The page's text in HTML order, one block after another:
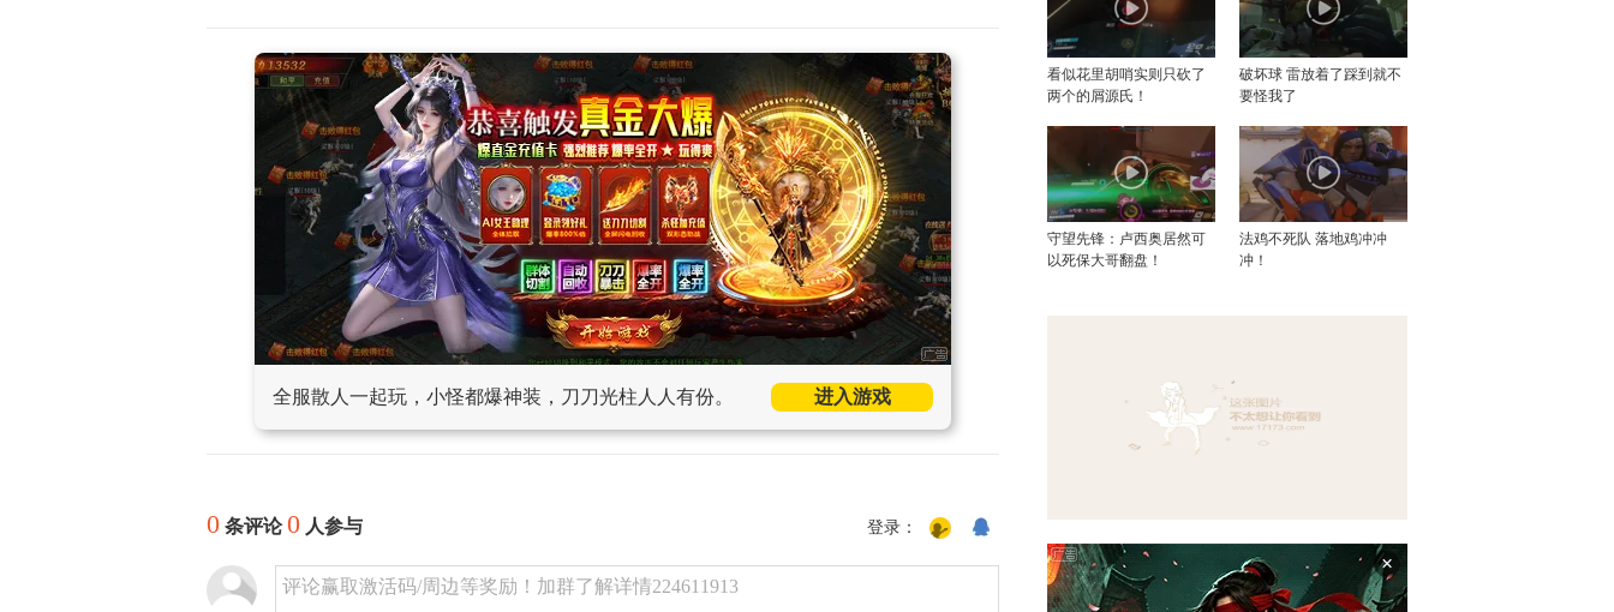
全服散人一起玩，小怪都爆神装，刀刀光柱人人有份。 进入游戏
0 条评论0 人参与 登录：
评论赢取激活码/周边等奖励！加群了解详情224611913
看似花里胡哨实则只砍了
两个的屑源氏！
破坏球 雷放着了踩到就不
要怪我了
守望先锋：卢西奥居然可
以死保大哥翻盘！
法鸡不死队 落地鸡冲冲
冲！
×